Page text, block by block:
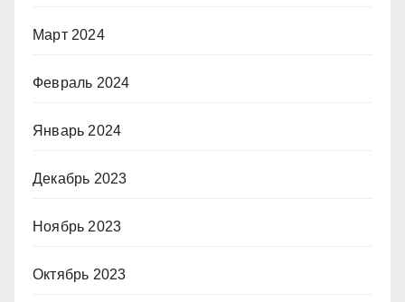
Март 2024
Февраль 2024
Январь 2024
Декабрь 2023
Ноябрь 2023
Октябрь 2023